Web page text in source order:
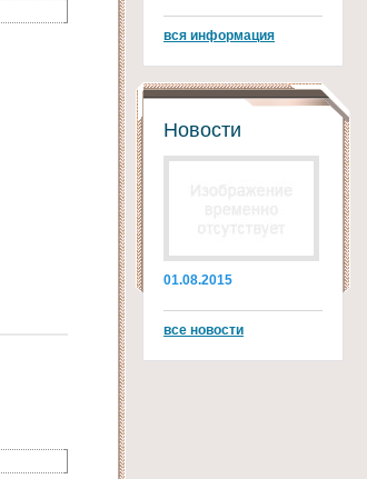
вся информация
Новости
01.08.2015
все новости